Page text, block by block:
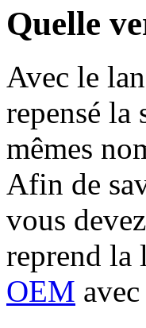
Quelle
Avec le
repensé
mêmes
Afin de
vous
reprend la
OEM